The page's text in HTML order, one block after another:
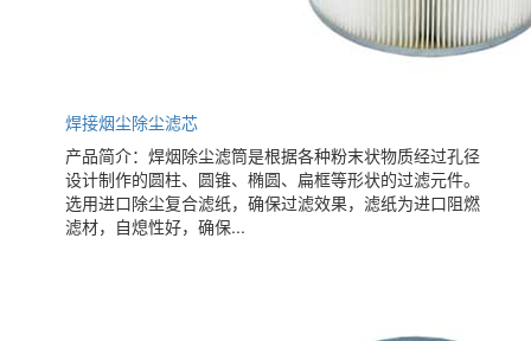
焊接烟尘除尘滤芯
产品简介：焊烟除尘滤筒是根据各种粉末状物质经过孔径
设计制作的圆柱、圆锥、椭圆、扁框等形状的过滤元件。
选用进口除尘复合滤纸，确保过滤效果，滤纸为进口阻燃
滤材，自熄性好，确保...